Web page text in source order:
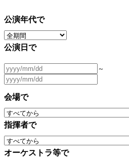
公演年代で
公演日で
～
会場で
指揮者で
オーケストラ等で